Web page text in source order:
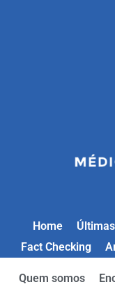
Home Últimas
Fact Checking
Quem somos